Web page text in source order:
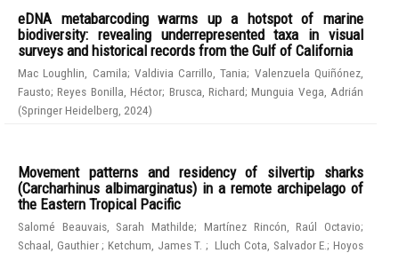
eDNA metabarcoding warms up a hotspot of marine
biodiversity: revealing underrepresented taxa in visual
surveys and historical records from the Gulf of California
Mac Loughlin, Camila; Valdivia Carrillo, Tania; Valenzuela Quiñónez,
Fausto;Reyes Bonilla, Héctor; Brusca, Richard;Munguia Vega, Adrián
(Springer Heidelberg 2024)
Movement patterns and residency of silvertip sharks
(Carcharhinus albimarginatus) in a remote archipelago of
the Eastern Tropical Pacific
Salomé Beauvais, Sarah Mathilde; Martínez Rincón, Raúl Octavio;
Schaal, Gauthier;Ketchum, James T.; Lluch Cota, Salvador E.;Hoyos